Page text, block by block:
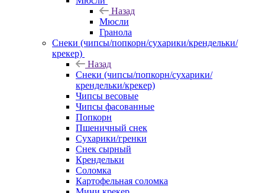
Назад
Мюсли
Гранола
Снеки (чипсы/попкорн/сухарики/крендельки/
крекер)
Назад
Снеки (чипсы/попкорн/сухарики/
крендельки/крекер)
Чипсы весовые
Чипсы фасованные
Попкорн
Пшеничный снек
Сухарики/гренки
Снек сырный
Крендельки
Соломка
Картофельная соломка